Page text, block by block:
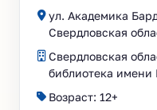
ул. Академика
Свердловская
Свердловская
библиотека
Возраст: 12+